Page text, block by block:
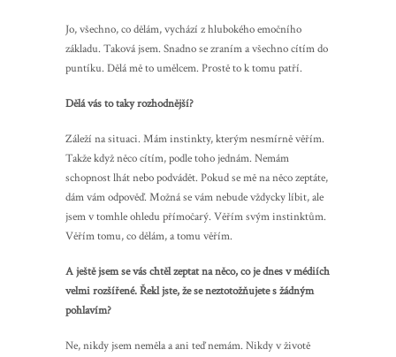
Jo, všechno, co dělám, vychází z hlubokého emočního
základu. Taková jsem. Snadno se zraním a všechno cítím do
puntíku. Dělá mě to umělcem. Prostě to k tomu patří.
Dělá vás to taky rozhodnější?
Záleží na situaci. Mám instinkty, kterým nesmírně věřím.
Takže když něco cítím, podle toho jednám. Nemám
schopnost lhát nebo podvádět. Pokud se mě na něco zeptáte,
dám vám odpověď. Možná se vám nebude vždycky líbit, ale
jsem v tomhle ohledu přímočarý. Věřím svým instinktům.
Věřím tomu, co dělám, a tomu věřím.
A ještě jsem se vás chtěl zeptat na něco, co je dnes v médiích
velmi rozšířené. Řekl jste, že se neztotožňujete s žádným
pohlavím?
Ne, nikdy jsem neměla a ani teď nemám. Nikdy v životě